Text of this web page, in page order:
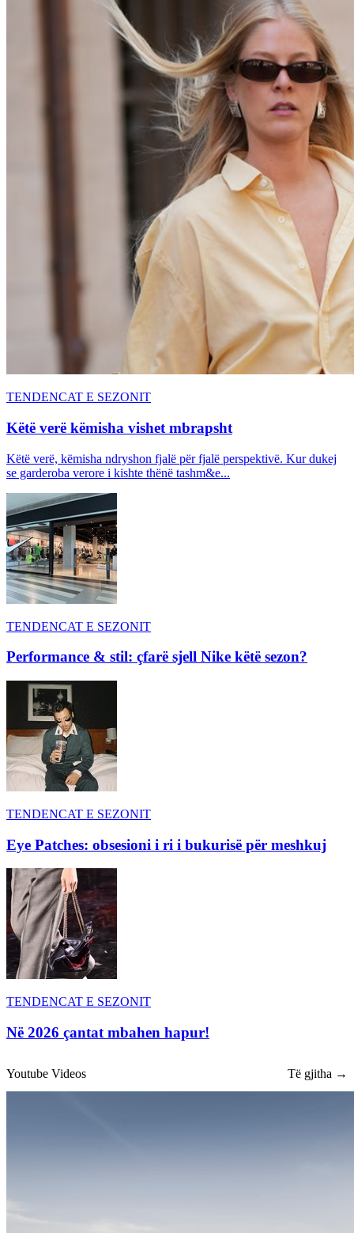
TENDENCAT E SEZONIT
Këtë verë këmisha vishet mbrapsht
Këtë verë, këmisha ndryshon fjalë për fjalë perspektivë. Kur dukej
se garderoba verore i kishte thënë tashm&e...
TENDENCAT E SEZONIT
Performance & stil: çfarë sjell Nike këtë sezon?
TENDENCAT E SEZONIT
Eye Patches: obsesioni i ri i bukurisë për meshkuj
TENDENCAT E SEZONIT
Në 2026 çantat mbahen hapur!
Youtube Videos Të gjitha →